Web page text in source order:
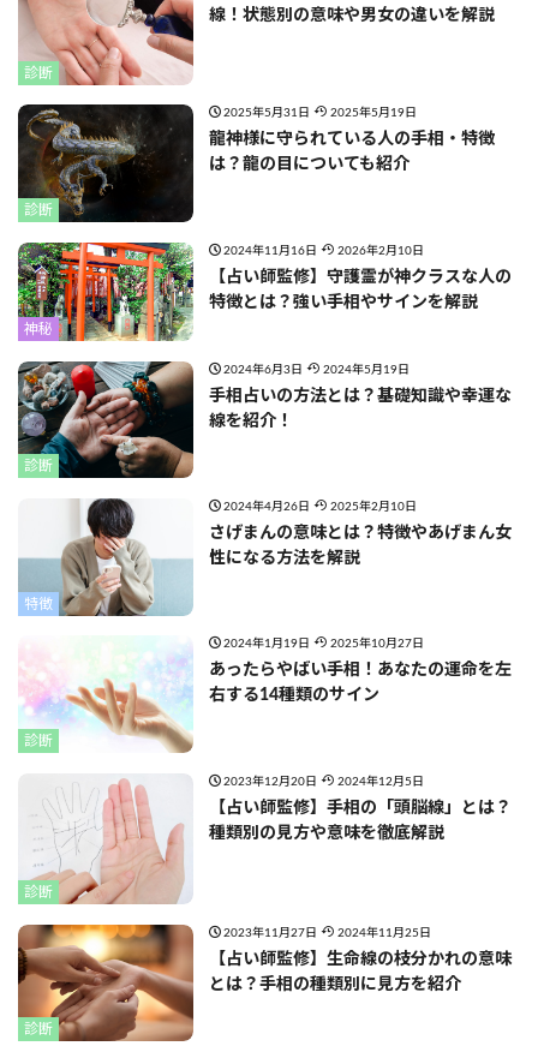
診断
線！状態別の意味や男女の違いを解説
診断
2025年5月31日 2025年5月19日
龍神様に守られている人の手相・特徴
は？龍の目についても紹介
神秘
2024年11月16日 2026年2月10日
【占い師監修】守護霊が神クラスな人の
特徴とは？強い手相やサインを解説
診断
2024年6月3日 2024年5月19日
手相占いの方法とは？基礎知識や幸運な
線を紹介！
特徴
2024年4月26日 2025年2月10日
さげまんの意味とは？特徴やあげまん女
性になる方法を解説
診断
2024年1月19日 2025年10月27日
あったらやばい手相！あなたの運命を左
右する14種類のサイン
診断
2023年12月20日 2024年12月5日
【占い師監修】手相の「頭脳線」とは？
種類別の見方や意味を徹底解説
診断
2023年11月27日 2024年11月25日
【占い師監修】生命線の枝分かれの意味
とは？手相の種類別に見方を紹介